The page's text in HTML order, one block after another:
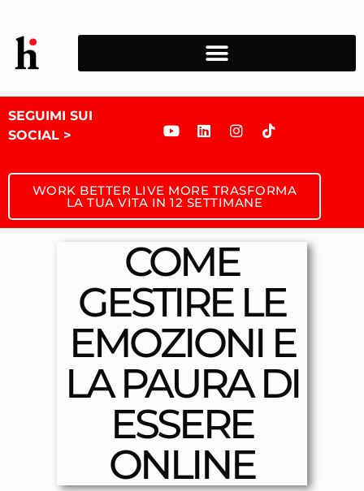
SEGUIMI SUI
SOCIAL >
WORK BETTER LIVE MORE TRASFORMA
LA TUA VITA IN 12 SETTIMANE
COME
GESTIRE LE
EMOZIONI E
LA PAURA DI
ESSERE
ONLINE